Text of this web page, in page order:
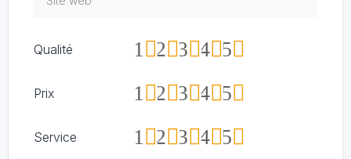
Qualité 5
4
3
2
1
Prix 5
4
3
2
1
Service 5
4
3
2
1